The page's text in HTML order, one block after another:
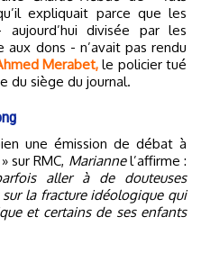
expliquait parce que les
divisée par les
aux dons - n’avait pas rendu
Merabet, le policier tué
du siège du journal.
sur RMC, Mariannel’affirme :
aller à de douteuses
la fracture idéologique qui
et certains de ses enfants